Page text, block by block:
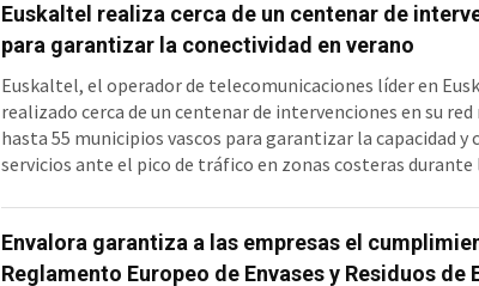
que la compañía refuerza sus capacidades de I+D e
el laboratorio de subestaciones han asistido a una
real del funcionamiento de la red eléctrica, prueba clave
papel qu
Euskaltel realiza cerca de un centenar de
para garantizar la conectividad en verano
Euskaltel, el operador de telecomunicaciones líder en
realizado cerca de un centenar de intervenciones en su
hasta 55 municipios vascos para garantizar la capacidad y
servicios ante el pico de tráfico en zonas costeras
48 intervenciones respectivamente. Cada una de ellas se
con la fi
Envalora garantiza a las empresas el
Reglamento Europeo de Envases y Residuos de